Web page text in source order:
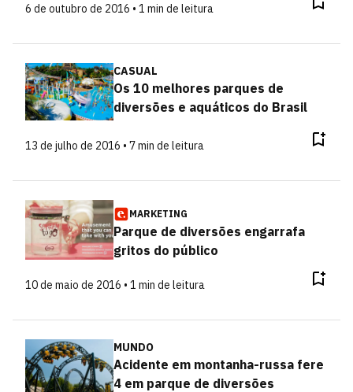
6 de outubro de 2016 • 1 min de leitura
CASUAL
Os 10 melhores parques de
diversões e aquáticos do Brasil
13 de julho de 2016 • 7 min de leitura
MARKETING
Parque de diversões engarrafa
gritos do público
10 de maio de 2016 • 1 min de leitura
MUNDO
Acidente em montanha-russa fere
4 em parque de diversões